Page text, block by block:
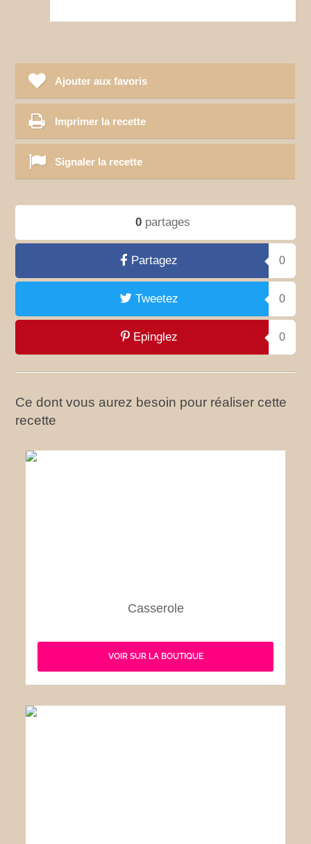
Ajouter aux favoris
Imprimer la recette
Signaler la recette
0partages
Partagez 0
Tweetez 0
Epinglez 0
Ce dont vous aurez besoin pour réaliser cette
recette
Casserole
VOIR SUR LA BOUTIQUE